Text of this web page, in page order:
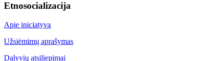
Etnosocializacija
Apie iniciatyvą
Užsiėmimų aprašymas
Dalyvių atsiliepimai